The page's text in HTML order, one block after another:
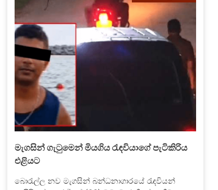
මැගසින් ගැටුමෙන් මියගිය රැඳවියාගේ පැටිකිරිය
එළියට
බොරැල්ල නව මැගසින් බන්ධනාගාරයේ රැඳවියන්